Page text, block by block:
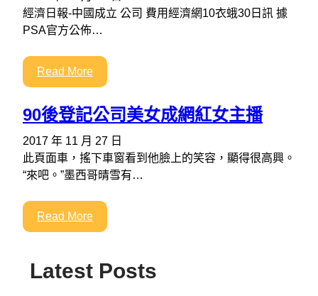
經濟日報-中國成立 公司 費用經濟網10衣蛾30日訊 據
PSA官方公佈…
Read More
90後登記公司美女成網紅女主播
2017 年 11 月 27 日
此頁面車，搖下車窗看到他臉上的笑容，顯得很高興。
“來吧。”墨西哥晴雪有…
Read More
Latest Posts